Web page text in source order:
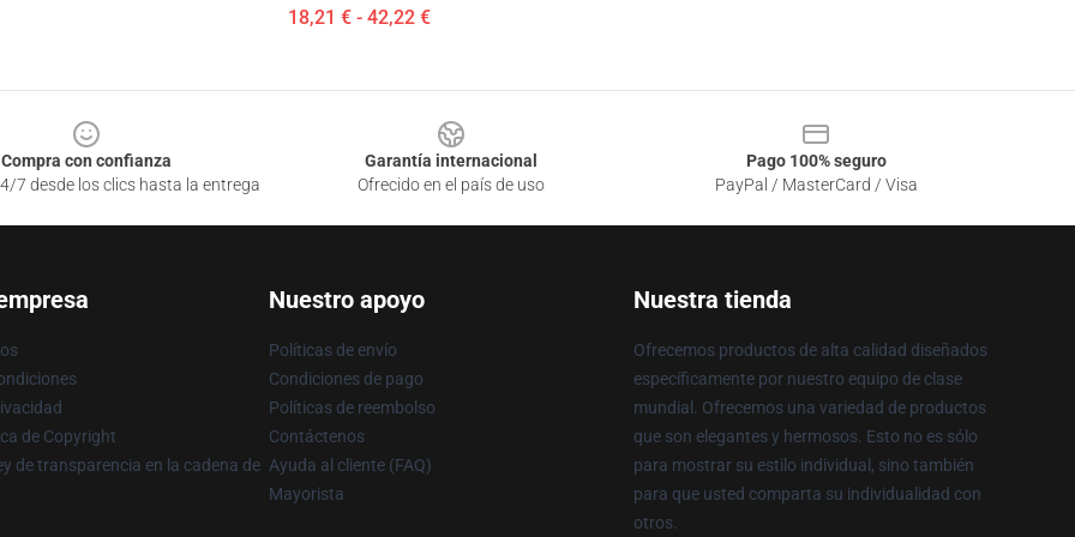
18,21 € - 42,22 €
Compra con confianza
7 desde los clics hasta la entrega
Garantía internacional
Ofrecido en el país de uso
Pago 100% seguro
PayPal / MasterCard / Visa
de Copyright
de transparencia en la cadena de
Nuestro apoyo
Políticas de envío
Condiciones de pago
Políticas de reembolso
Contáctenos
Ayuda al cliente (FAQ)
Mayorista
Nuestra tienda
Ofrecemos productos de alta calidad diseñados
específicamente por nuestro equipo de clase
mundial. Ofrecemos una variedad de productos
que son elegantes y hermosos. Esto no es sólo
para mostrar su estilo individual, sino también
para que usted comparta su individualidad con
otros.